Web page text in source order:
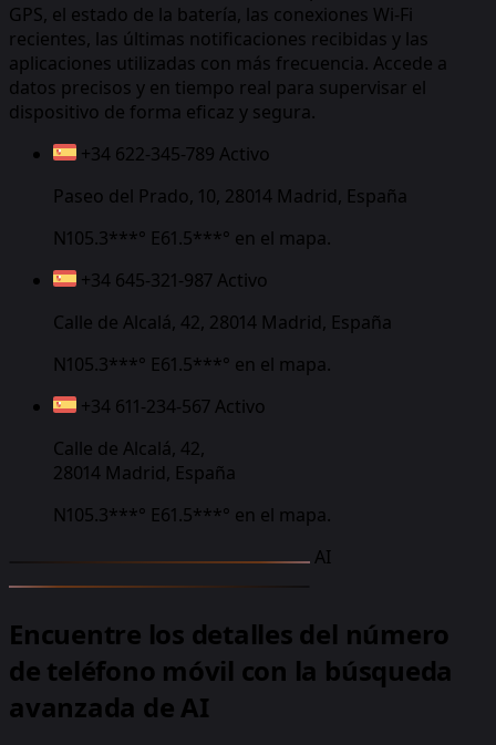
GPS, el estado de la batería, las conexiones Wi-Fi
recientes, las últimas notificaciones recibidas y las
aplicaciones utilizadas con más frecuencia. Accede a
datos precisos y en tiempo real para supervisar el
dispositivo de forma eficaz y segura.
+34 622-345-789 Activo
Paseo del Prado, 10, 28014 Madrid, España
N105.3***° E61.5***° en el mapa.
+34 645-321-987Activo
Calle de Alcalá, 42, 28014 Madrid, España
N105.3***° E61.5***° en el mapa.
+34 611-234-567Activo
Calle de Alcalá, 42,
28014 Madrid, España
N105.3***° E61.5***° en el mapa.
AI
Encuentre los detalles del número
de teléfono móvil con la búsqueda
avanzada de AI